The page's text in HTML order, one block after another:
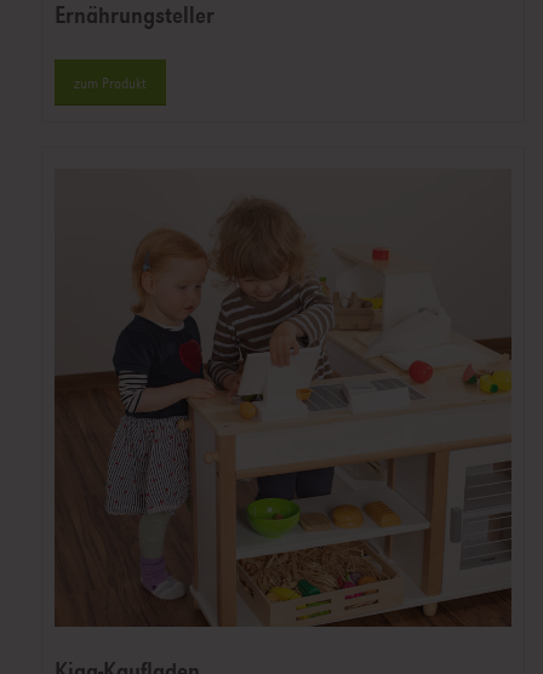
Ernährungsteller
zum Produkt